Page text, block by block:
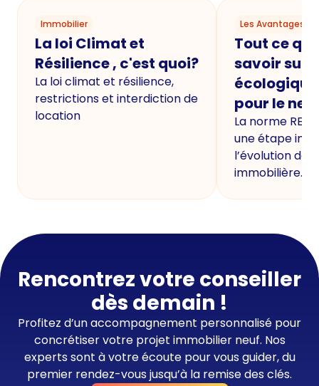
Immobilier
La loi Climat et
Résilience , c'est quoi?
La loi climat et résilience,
restrictions et interdiction de
location
Les Avantages
Tout ce
savoir sur
écologique
pour le
La norme
une étape
l’évolution de
immobilière.
Rencontrez votre conseiller
dès demain !
Profitez d’un accompagnement personnalisé pour
concrétiser votre projet immobilier neuf. Nos
experts sont à votre écoute pour vous guider, du
premier rendez-vous jusqu’à la remise des clés.